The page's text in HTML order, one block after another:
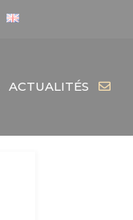
ACTUALITÉS